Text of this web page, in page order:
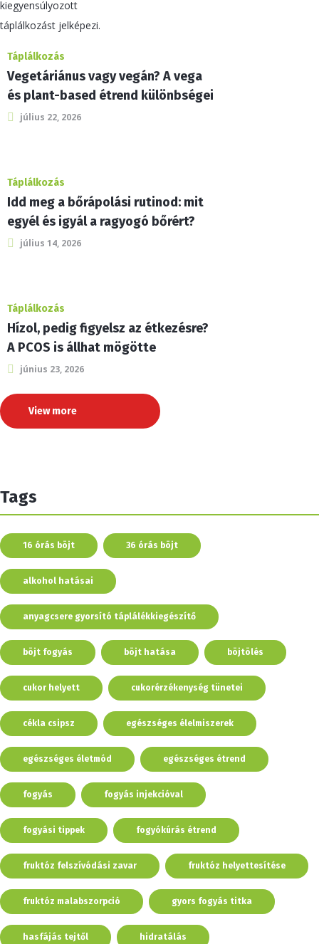
Táplálkozás
Vegetáriánus vagy vegán? A vega
és plant-based étrend különbségei
július 22, 2026
Táplálkozás
Idd meg a bőrápolási rutinod: mit
egyél és igyál a ragyogó bőrért?
július 14, 2026
Táplálkozás
Hízol, pedig figyelsz az étkezésre?
A PCOS is állhat mögötte
június 23, 2026
View more
Tags
16 órás böjt 36 órás böjt
alkohol hatásai
anyagcsere gyorsító táplálékkiegészítő
böjt fogyás böjt hatása böjtölés
cukor helyett cukorérzékenység tünetei
cékla csipsz egészséges élelmiszerek
egészséges életmód egészséges étrend
fogyás fogyás injekcióval
fogyási tippek fogyókúrás étrend
fruktóz felszívódási zavar fruktóz helyettesítése
fruktóz malabszorpció gyors fogyás titka
hasfájás tejtől hidratálás